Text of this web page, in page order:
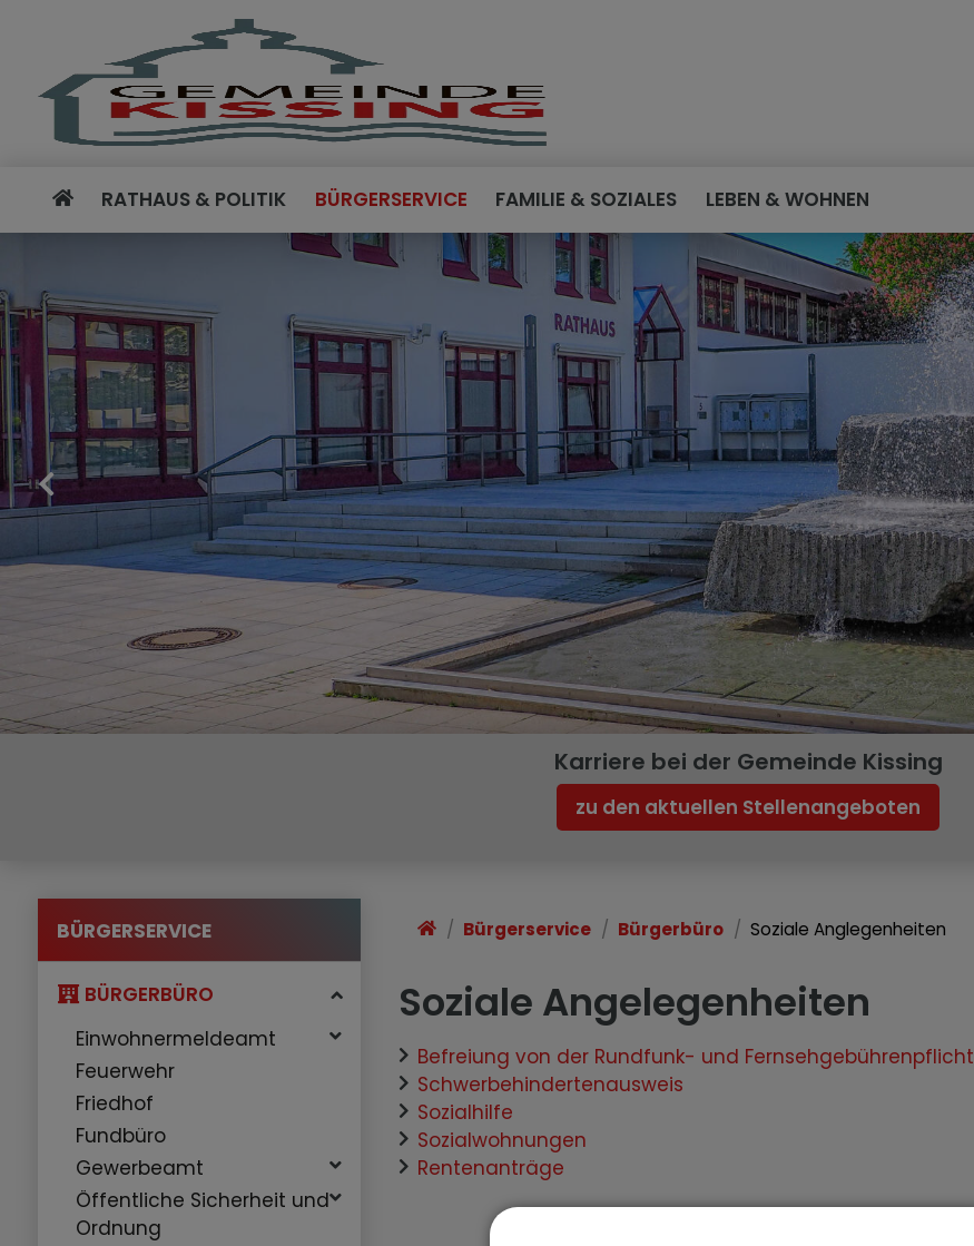
RATHAUS & POLITIK BÜRGERSERVICE FAMILIE & SOZIALES LEBEN & WOHNEN
Karriere bei der Gemeinde Kissing
zu den aktuellen Stellenangeboten
BÜRGERSERVICE
BÜRGERBÜRO
Einwohnermeldeamt
Feuerwehr
Friedhof
Fundbüro
Gewerbeamt
Öffentliche Sicherheit und
Ordnung
Bürgerservice Bürgerbüro Soziale Anglegenheiten
Soziale Angelegenheiten
Befreiung von der Rundfunk- und Fernsehgebührenpflicht
Schwerbehindertenausweis
Sozialhilfe
Sozialwohnungen
Rentenanträge